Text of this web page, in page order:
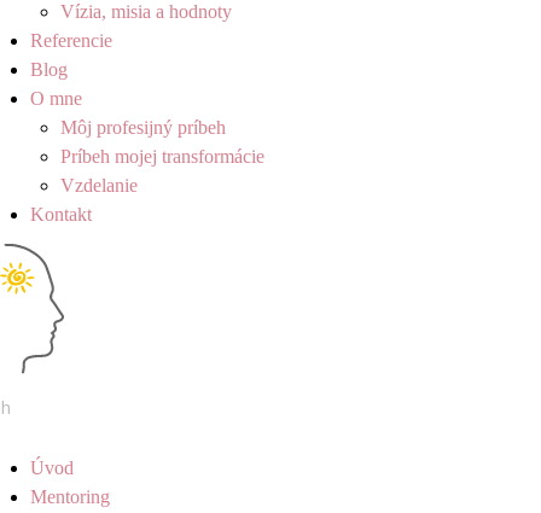
Vízia, misia a hodnoty
Referencie
Blog
O mne
Môj profesijný príbeh
Príbeh mojej transformácie
Vzdelanie
Kontakt
Úvod
Mentoring